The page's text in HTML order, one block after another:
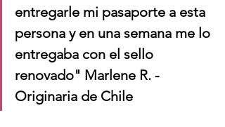
entregarle mi pasaporte a esta
persona y en una semana me lo
entregaba con el sello
renovado" Marlene R. -
Originaria de Chile